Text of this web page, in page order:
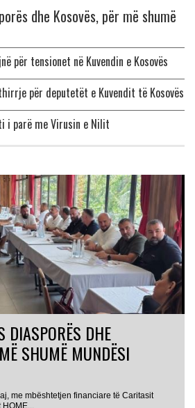
dhe Kosovës, për më shumë
për tensionet në Kuvendin e Kosovës
për deputetët e Kuvendit të Kosovës
i parë me Virusin e Nilit
DHE
SHUMË MUNDËSI
me mbështetjen financiare të Caritasit